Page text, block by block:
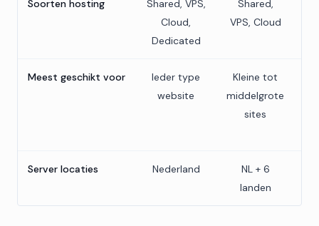
Soorten hosting
Shared, VPS,
Cloud,
Dedicated
Shared,
VPS, Cloud
Meest geschikt voor
Ieder type
website
Kleine tot
middelgrote
sites
Server locaties Nederland
NL + 6
landen